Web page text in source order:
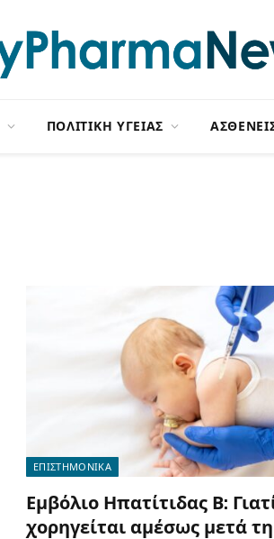
ΠΟΛΙΤΙΚΗ ΥΓΕΙΑΣ
ΕΠΙΣΤΗΜΟΝΙΚΑ
Εμβόλιο Ηπατίτιδας Β:
χορηγείται αμέσως μετά